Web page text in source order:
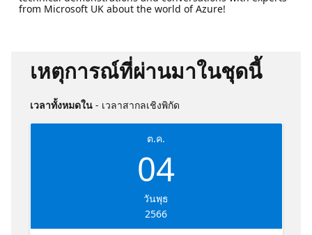
from Microsoft UK about the world of Azure!
เหตุการณ์ที่ผ่านมาในชุดนี้
เวลาทั้งหมดใน - เวลาสากลเชิงพิกัด
ต.ค.
04
วันพุธ
2566